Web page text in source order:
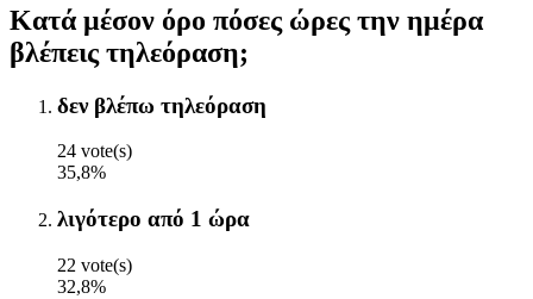
Κατά μέσον όρο πόσες ώρες την ημέρα
βλέπεις τηλεόραση;
δεν βλέπω τηλεόραση
24 vote(s)
35,8%
λιγότερο από 1 ώρα
22 vote(s)
32,8%